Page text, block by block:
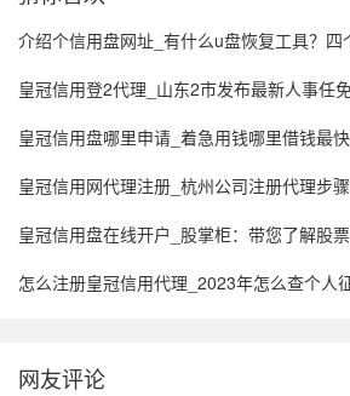
介绍个信用盘网址_有什么u盘恢复工具？四个u盘
皇冠信用登2代理_山东2市发布最新人事任免，刘建军为潍坊
皇冠信用盘哪里申请_着急用钱哪里借钱最快？靠谱平台，额度高至30万
皇冠信用网代理注册_杭州公司注册代理步骤
皇冠信用盘在线开户_股掌柜：带您了解股
怎么注册皇冠信用代理_2023年怎么查个人
网友评论